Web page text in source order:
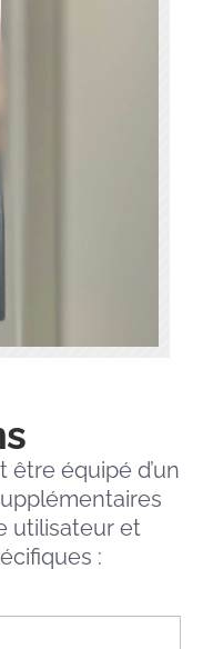
être équipé d’un
utilisateur et
: